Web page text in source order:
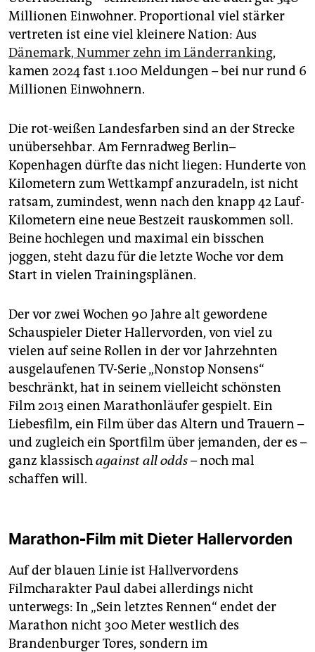
Millionen Einwohner. Proportional viel stärker
vertreten ist eine viel kleinere Nation: Aus
Dänemark, Nummer zehn im Länderranking,
kamen 2024 fast 1.100 Meldungen – bei nur rund 6
Millionen Einwohnern.
Die rot-weißen Landesfarben sind an der Strecke
unübersehbar. Am Fernradweg Berlin–
Kopenhagen dürfte das nicht liegen: Hunderte von
Kilometern zum Wettkampf anzuradeln, ist nicht
ratsam, zumindest, wenn nach den knapp 42 Lauf-
Kilometern eine neue Bestzeit rauskommen soll.
Beine hochlegen und maximal ein bisschen
joggen, steht dazu für die letzte Woche vor dem
Start in vielen Trainingsplänen.
Der vor zwei Wochen 90 Jahre alt gewordene
Schauspieler Dieter Hallervorden, von viel zu
vielen auf seine Rollen in der vor Jahrzehnten
ausgelaufenen TV-Serie „Nonstop Nonsens“
beschränkt, hat in seinem vielleicht schönsten
Film 2013 einen Marathonläufer gespielt. Ein
Liebesfilm, ein Film über das Altern und Trauern –
und zugleich ein Sportfilm über jemanden, der es –
ganz klassischagainst all odds– noch mal
schaffen will.
Marathon-Film mit Dieter Hallervorden
Auf der blauen Linie ist Hallvervordens
Filmcharakter Paul dabei allerdings nicht
unterwegs: In „Sein letztes Rennen“ endet der
Marathon nicht 300 Meter westlich des
Brandenburger Tores, sondern im